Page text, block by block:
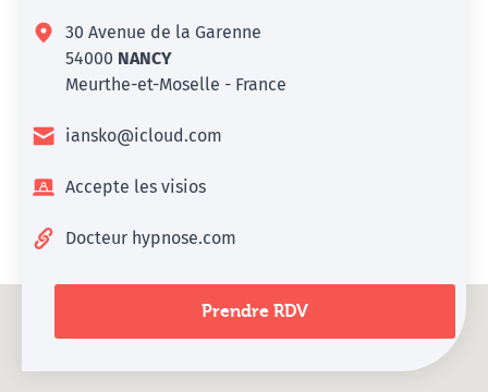
30 Avenue de la Garenne
54000 NANCY
Meurthe-et-Moselle - France
iansko@icloud.com
Accepte les visios
Docteur hypnose.com
Prendre RDV